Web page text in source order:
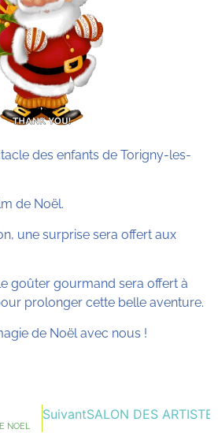
des enfants de Torigny-les-
de Noël.
une surprise sera offert aux
goûter gourmand sera offert à
prolonger cette belle aventure.
de Noël avec nous !
NOEL
SuivantSALON DES